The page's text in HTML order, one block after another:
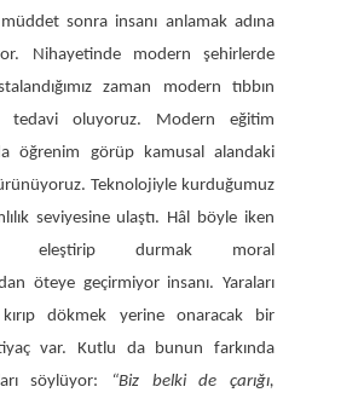
sonra insanı anlamak adına
Nihayetinde modern şehirlerde
zaman modern tıbbın
tedavi oluyoruz. Modern eğitim
öğrenim görüp kamusal alandaki
Teknolojiyle kurduğumuz
seviyesine ulaştı. Hâl böyle iken
eleştirip durmak moral
öteye geçirmiyor insanı. Yaraları
kırıp dökmek yerine onaracak bir
var. Kutlu da bunun farkında
söylüyor:
“Biz belki de çarığı,